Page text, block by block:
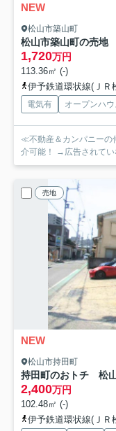
NEW
松山市築山町
松山市築山町の売地
1,720万円
113.36㎡ (-)
伊予鉄道環状線(ＪＲ
電気有 オープンハウ
≪不動産＆カンパニーの
介可能！ →広告されてい
売地
NEW
松山市持田町
持田町のおトチ 松
2,400万円
102.48㎡ (-)
伊予鉄道環状線(ＪＲ